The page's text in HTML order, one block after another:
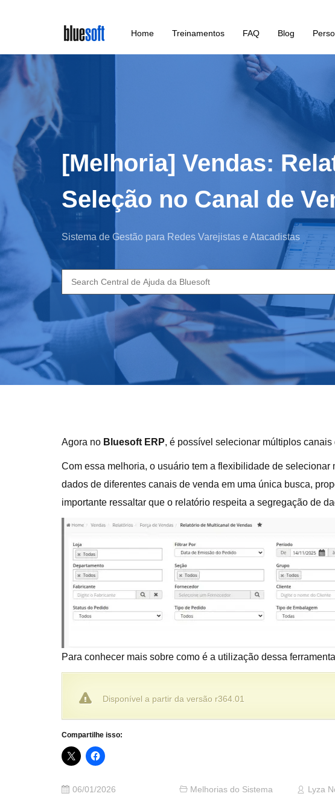
main
content
Home Treinamentos FAQ Blog
[Melhoria] Vendas:
Seleção no Canal de
Sistema de Gestão para Redes Varejistas e Atacadistas
Search
for:
Agora no Bluesoft ERP, é possível selecionar múltiplos
Com essa melhoria, o usuário tem a flexibilidade de
dados de diferentes canais de venda em uma única busca,
importante ressaltar que o relatório respeita a segregação de
Para conhecer mais sobre como é a utilização dessa
Disponível a partir da versão r364.01
Compartilhe isso:
06/01/2026 Melhorias do Sistema Lyza